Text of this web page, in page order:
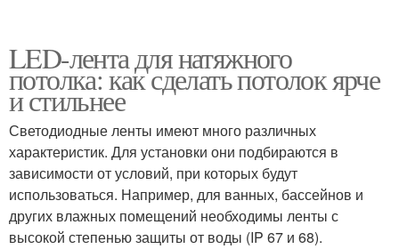
LED-лента для натяжного
потолка: как сделать потолок ярче
и стильнее
Светодиодные ленты имеют много различных
характеристик. Для установки они подбираются в
зависимости от условий, при которых будут
использоваться. Например, для ванных, бассейнов и
других влажных помещений необходимы ленты с
высокой степенью защиты от воды (IP 67 и 68).